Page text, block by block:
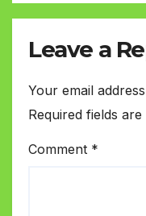
Leave a
Your email
Required fields
Comment *